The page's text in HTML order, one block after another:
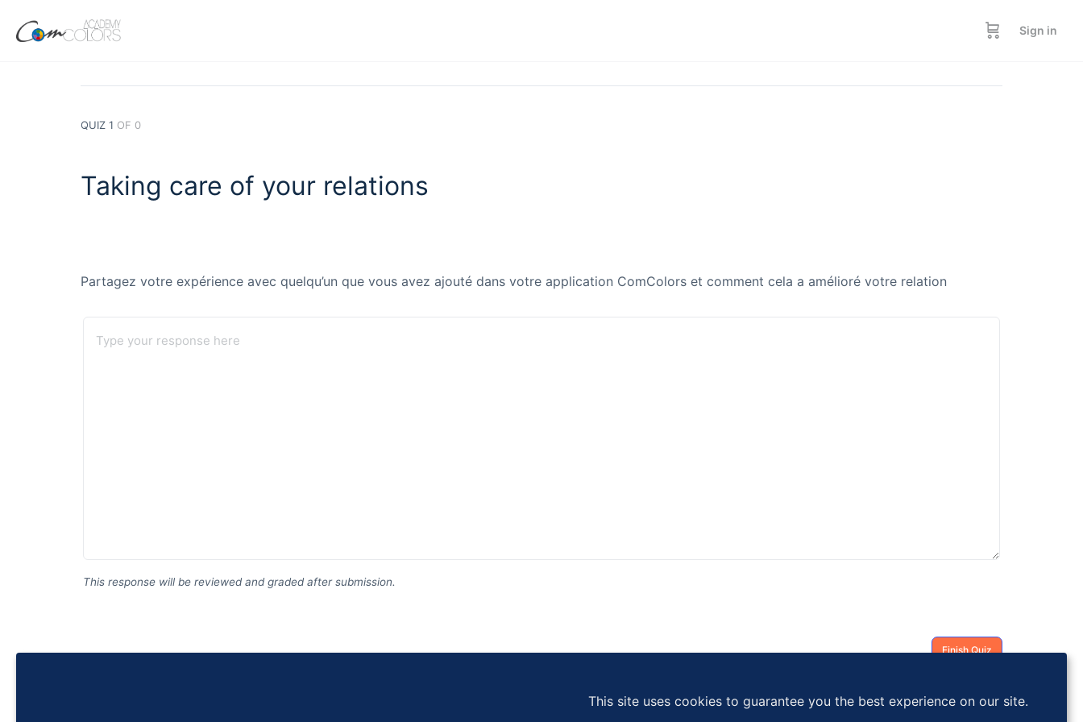
This site uses cookies to guarantee you the best experience on our site.
Sign in
QUIZ 1 OF 0
Taking care of your relations
Partagez votre expérience avec quelqu’un que vous avez ajouté dans votre application ComColors et comment cela a amélioré votre relation
This response will be reviewed and graded after submission.